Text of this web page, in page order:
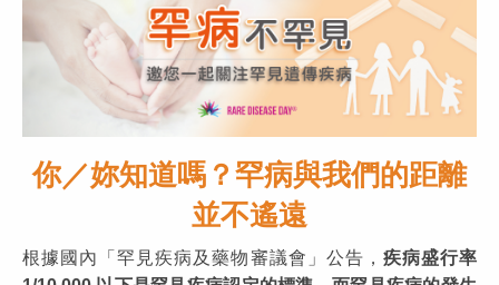
你／妳知道嗎？罕病與我們的距離
並不遙遠
根據國內「罕見疾病及藥物審議會」公告， 疾病盛行率